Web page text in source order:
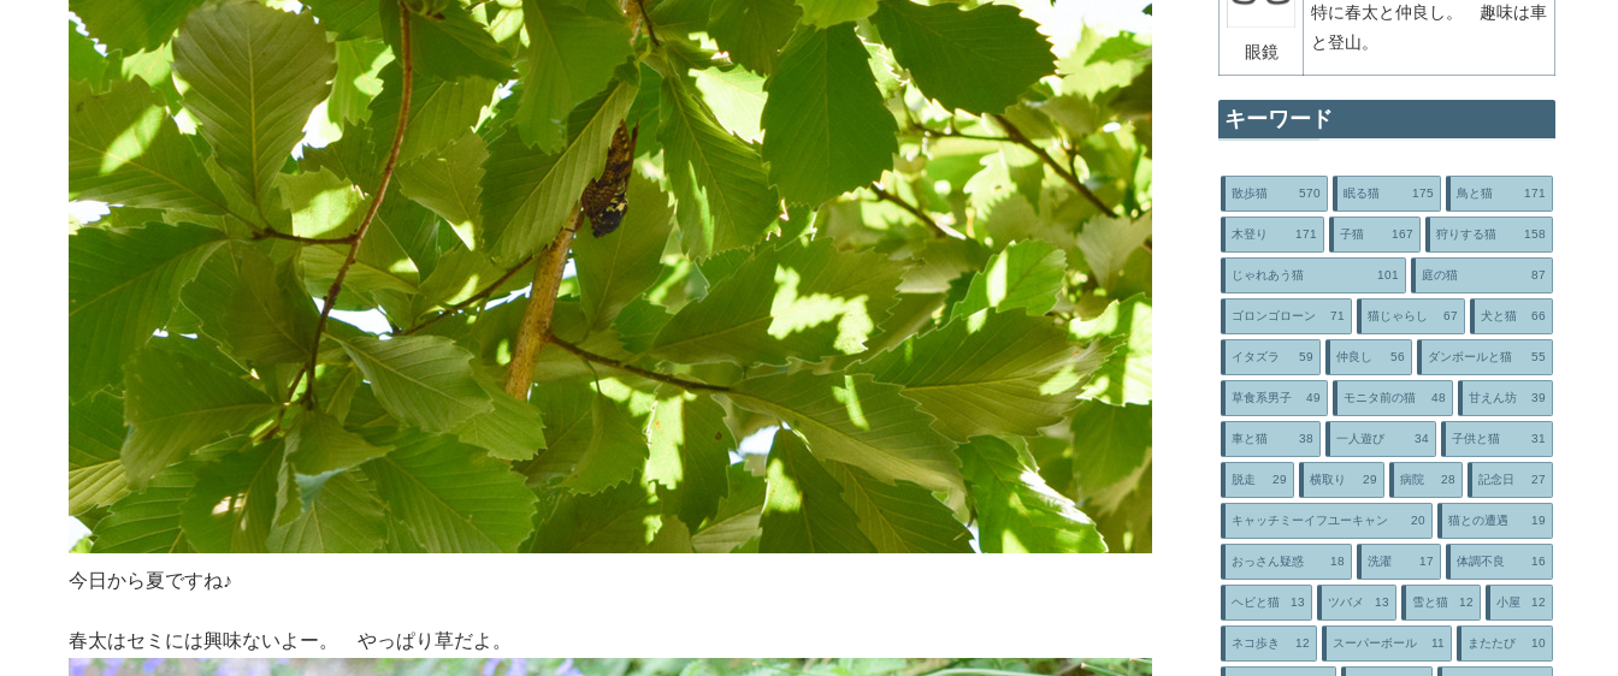
今日から夏ですね♪
春太はセミには興味ないよー。 やっぱり草だよ。
眼鏡
特に春太と仲良し。 趣味は車
と登山。
キーワード
散歩猫 570 眠る猫 175 鳥と猫 171
木登り 171 子猫 167 狩りする猫 158
じゃれあう猫 101 庭の猫 87
ゴロンゴローン 71 猫じゃらし 67 犬と猫 66
イタズラ 59 仲良し 56 ダンボールと猫 55
草食系男子 49 モニタ前の猫 48 甘えん坊 39
車と猫 38 一人遊び 34 子供と猫 31
脱走 29 横取り 29 病院 28 記念日 27
キャッチミーイフユーキャン 20 猫との遭遇 19
おっさん疑惑 18 洗濯 17 体調不良 16
ヘビと猫 13 ツバメ 13 雪と猫 12 小屋 12
ネコ歩き 12 スーパーボール 11 またたび 10